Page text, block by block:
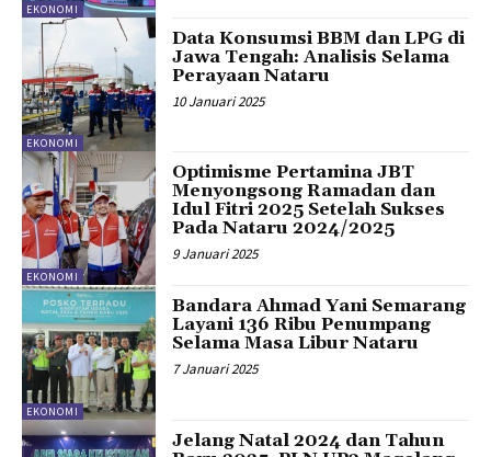
EKONOMI
EKONOMI
Data Konsumsi BBM dan LPG di
Jawa Tengah: Analisis Selama
Perayaan Nataru
10 Januari 2025
EKONOMI
Optimisme Pertamina JBT
Menyongsong Ramadan dan
Idul Fitri 2025 Setelah Sukses
Pada Nataru 2024/2025
9 Januari 2025
EKONOMI
Bandara Ahmad Yani Semarang
Layani 136 Ribu Penumpang
Selama Masa Libur Nataru
7 Januari 2025
Jelang Natal 2024 dan Tahun